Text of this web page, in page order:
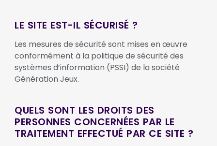
LE SITE EST-IL SÉCURISÉ ?
Les mesures de sécurité sont mises en œuvre
conformément à la politique de sécurité des
systèmes d’information (PSSI) de la société
Génération Jeux.
QUELS SONT LES DROITS DES
PERSONNES CONCERNÉES PAR LE
TRAITEMENT EFFECTUÉ PAR CE SITE ?